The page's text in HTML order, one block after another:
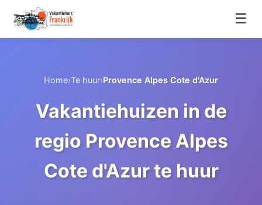
☰
Home›Te huur›Provence Alpes Cote d'Azur
Vakantiehuizen in de
regio Provence Alpes
Cote d'Azur te huur